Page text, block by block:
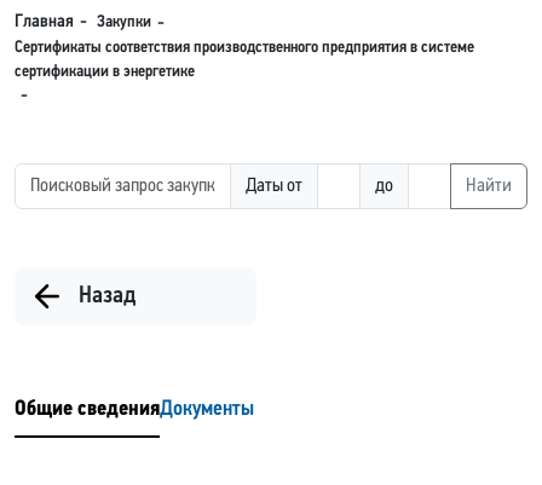
Главная
Закупки
Сертификаты соответствия производственного предприятия в системе
сертификации в энергетике
Даты от до Найти
Назад
Общие сведенияДокументы